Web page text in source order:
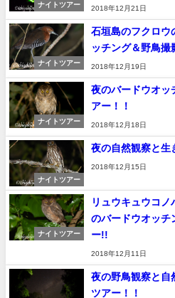
ナイトツアー
2018年12月21日
ナイトツアー
石垣島のフクロウ
ッチング＆野鳥
2018年12月19日
ナイトツアー
夜のバードウオッ
アー！！
2018年12月18日
ナイトツアー
夜の自然観察と生
2018年12月15日
ナイトツアー
リュウキュウコ
のバードウオッチ
ー!!
2018年12月11日
夜の野鳥観察と自
ツアー！！